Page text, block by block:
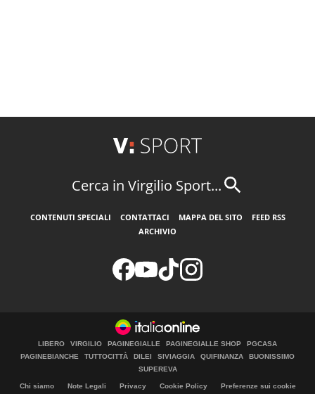
Cerca in Virgilio Sport...
CONTENUTI SPECIALI CONTATTACI MAPPA DEL SITO
FEED RSS
ARCHIVIO
LIBERO VIRGILIO PAGINEGIALLE PAGINEGIALLE SHOP
PGCASA
PAGINEBIANCHE
TUTTOCITTÀ DILEI SIVIAGGIA QUIFINANZA
BUONISSIMO
SUPEREVA
Chi siamo Note Legali Privacy Cookie Policy
Preferenze sui cookie